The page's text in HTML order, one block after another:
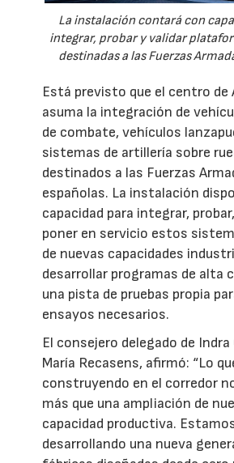
La instalación contará con
integrar, probar y validar
destinadas a las Fuerzas
Está previsto que el centro de
asuma la integración de
de combate, vehículos
sistemas de artillería sobre
destinados a las Fuerzas
españolas. La instalación
capacidad para integrar,
poner en servicio estos
de nuevas capacidades
desarrollar programas de alta
una pista de pruebas propia
ensayos necesarios.
El consejero delegado de Indra
María Recasens, afirmó: “Lo
construyendo en el corredor
más que una ampliación de
capacidad productiva.
desarrollando una nueva